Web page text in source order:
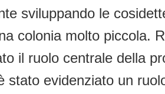
sviluppando le
colonia molto piccola.
il ruolo centrale della
stato evidenziato un